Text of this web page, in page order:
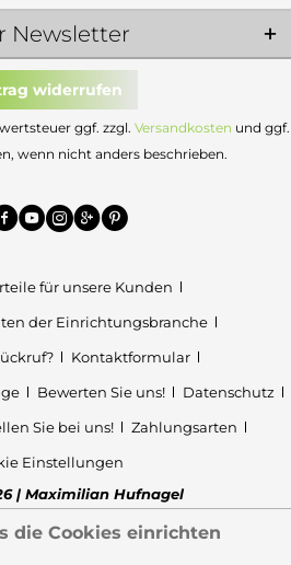
Newsletter
widerrufen
ggf. zzgl. Versandkosten und ggf.
wenn nicht anders beschrieben.
für unsere Kunden
der Einrichtungsbranche
Kontaktformular
Bewerten Sie uns!
Datenschutz
Sie bei uns!
Zahlungsarten
Einstellungen
| Maximilian Hufnagel
die Cookies einrichten